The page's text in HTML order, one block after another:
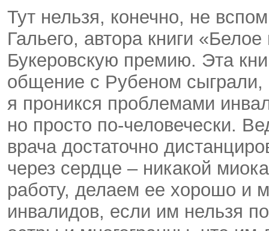
Тут нельзя, конечно, не
Гальего, автора книги
Букеровскую премию. Эта
общение с Рубеном сыграли,
я проникся проблемами
но просто по-человечески.
врача достаточно
через сердце – никакой
работу, делаем ее хорошо и
инвалидов, если им нельзя